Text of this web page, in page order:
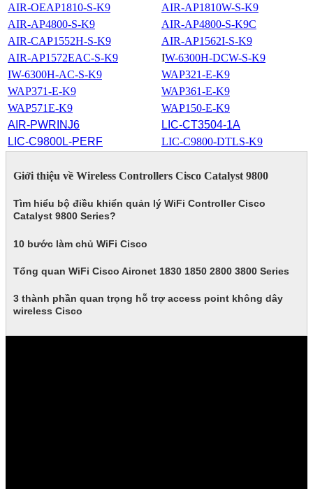
AIR-OEAP1810-S-K9
AIR-AP1810W-S-K9
AIR-AP4800-S-K9
AIR-AP4800-S-K9C
AIR-CAP1552H-S-K9
AIR-AP1562I-S-K9
AIR-AP1572EAC-S-K9
IW-6300H-DCW-S-K9
IW-6300H-AC-S-K9
WAP321-E-K9
WAP371-E-K9
WAP361-E-K9
WAP571E-K9
WAP150-E-K9
AIR-PWRINJ6
LIC-CT3504-1A
LIC-C9800L-PERF
LIC-C9800-DTLS-K9
Giới thiệu về Wireless Controllers Cisco Catalyst 9800
Tìm hiểu bộ điều khiển quản lý WiFi Controller Cisco
Catalyst 9800 Series?
10 bước làm chủ WiFi Cisco
Tổng quan WiFi Cisco Aironet 1830 1850 2800 3800 Series
3 thành phần quan trọng hỗ trợ access point không dây
wireless Cisco